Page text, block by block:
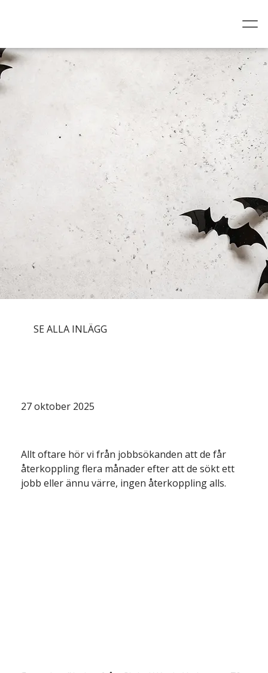
SE ALLA INLÄGG
27 oktober 2025
Allt oftare hör vi från jobbsökanden att de får
återkoppling flera månader efter att de sökt ett
jobb eller ännu värre, ingen återkoppling alls.